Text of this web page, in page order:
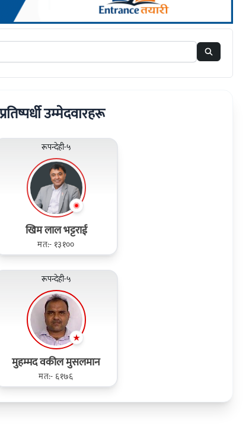
उम्मेदवारहरू
रूपन्देही-५
खिम लाल भट्टराई
मत:- १३१००
रूपन्देही-५
मुहम्मद वकील मुसलमान
मत:- ६१७६